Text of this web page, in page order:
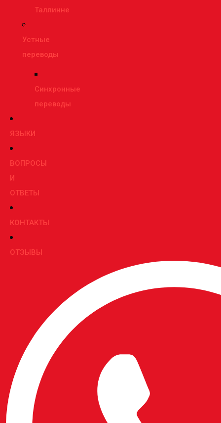
Таллинне
Устные
переводы
Синхронные
переводы
ЯЗЫКИ
ВОПРОСЫ
И
ОТВЕТЫ
КОНТАКТЫ
ОТЗЫВЫ